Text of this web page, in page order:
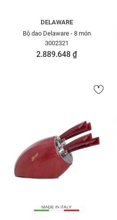
DELAWARE
Bộ dao Delaware - 8 món
3002321
2.889.648 ₫